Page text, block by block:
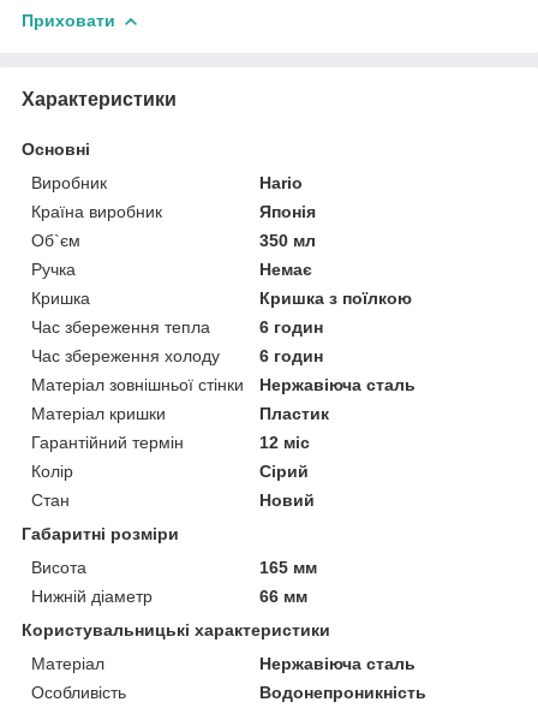
Приховати
Характеристики
Основні
Виробник
Hario
Країна виробник
Японія
Об`єм
350 мл
Ручка
Немає
Кришка
Кришка з поїлкою
Час збереження тепла
6 годин
Час збереження холоду
6 годин
Матеріал зовнішньої стінки
Нержавіюча сталь
Матеріал кришки
Пластик
Гарантійний термін
12 міс
Колір
Сірий
Стан
Новий
Габаритні розміри
Висота
165 мм
Нижній діаметр
66 мм
Користувальницькі характеристики
Матеріал
Нержавіюча сталь
Особливість
Водонепроникність